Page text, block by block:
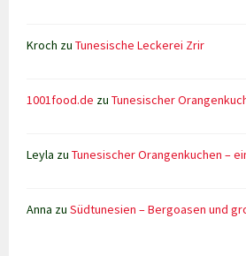
Kroch zuTunesische Leckerei Zrir
1001food.de zuTunesischer
Leyla zuTunesischer Orangenkuchen –
Anna zuSüdtunesien – Bergoasen und